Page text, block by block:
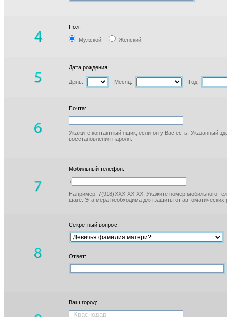
Пол:
Мужской Женский
Дата рождения:
День: Месяц: Год:
Почта:
Укажите контактный ящик, если он у Вас есть. Указанный
восстановления пароля.
Мобильный телефон:
+
Например: 7(918)XXX-XX-XX. Укажите номер мобильного
шаге. Эта мера необходима для защиты от автоматических
Секретный вопрос:
Ответ:
Ваш город: